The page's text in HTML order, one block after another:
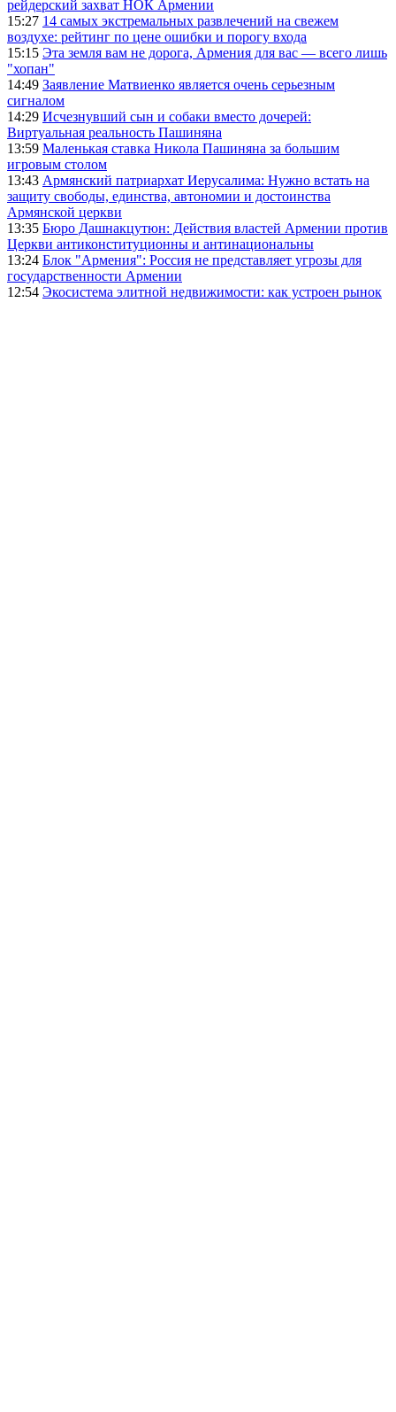
рейдерский захват НОК Армении
15:27 14 самых экстремальных развлечений на свежем
воздухе: рейтинг по цене ошибки и порогу входа
15:15 Эта земля вам не дорога, Армения для вас — всего лишь
"хопан"
14:49 Заявление Матвиенко является очень серьезным
сигналом
14:29 Исчезнувший сын и собаки вместо дочерей:
Виртуальная реальность Пашиняна
13:59 Маленькая ставка Никола Пашиняна за большим
игровым столом
13:43 Армянский патриархат Иерусалима: Нужно встать на
защиту свободы, единства, автономии и достоинства
Армянской церкви
13:35 Бюро Дашнакцутюн: Действия властей Армении против
Церкви антиконституционны и антинациональны
13:24 Блок "Армения": Россия не представляет угрозы для
государственности Армении
12:54 Экосистема элитной недвижимости: как устроен рынок